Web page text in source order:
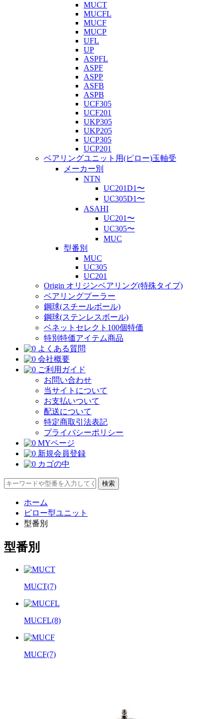
MUCT
MUCFL
MUCF
MUCP
UFL
UP
ASPFL
ASPF
ASPP
ASFB
ASPB
UCF305
UCF201
UKP305
UKP205
UCP305
UCP201
ベアリングユニット用(ピロー)玉軸受
メーカー別
NTN
UC201D1〜
UC305D1〜
ASAHI
UC201〜
UC305〜
MUC
型番別
MUC
UC305
UC201
Origin オリジンベアリング(特殊タイプ)
ベアリングプーラー
鋼球(スチールボール)
鋼球(ステンレスボール)
ベネットセレクト100個特価
特別特価アイテム商品
よくある質問
会社概要
ご利用ガイド
お問い合わせ
当サイトについて
お支払いついて
配送について
特定商取引法表記
プライバシーポリシー
MYページ
新規会員登録
カゴの中
ホーム
ピロー型ユニット
型番別
型番別
MUCT(7)
MUCFL(8)
MUCF(7)